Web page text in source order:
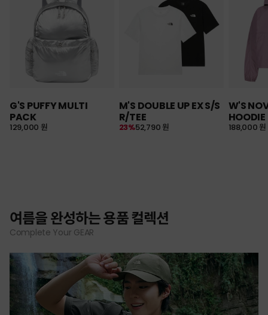
G'S PUFFY MULTI
PACK
129,000 원
M'S DOUBLE UP EX S/S
R/TEE
52,790 원
23%
W'S
HOODIE
188,000 원
여름을 완성하는 용품 컬렉션
Complete Your GEAR